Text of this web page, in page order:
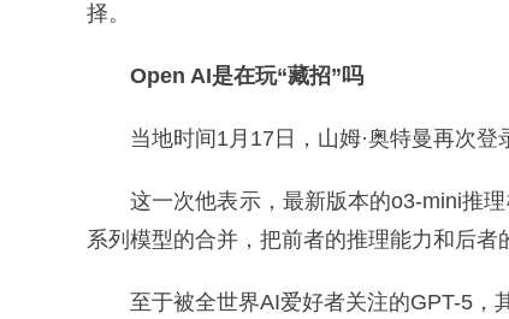
择。
Open AI是在玩“藏招”吗
当地时间1月17日，山姆·奥特曼再次登
这一次他表示，最新版本的o3-mini推
系列模型的合并，把前者的推理能力和后者
至于被全世界AI爱好者关注的GPT-5，